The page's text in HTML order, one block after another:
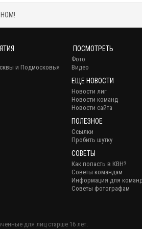
и Подмосковья
ПОСМОТРЕТЬ
Фото
Видео
ЕЩЕ НОВОСТИ
Новости лиг
Новости команд
Новости сайта
ПОЛЕЗНОЕ
Ссылки
Пробить шутку
СОВЕТЫ
Как попасть в КВН?
Советы командам
Информация для
Советы фотографам
для лиц старше 16 лет.